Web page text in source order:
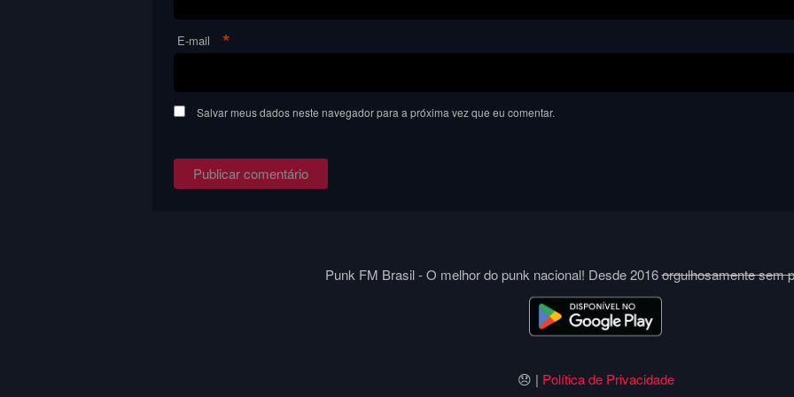
E-mail *
Salvar meus dados neste navegador para a próxima vez que eu comentar.
Punk FM Brasil - O melhor do punk nacional! Desde 2016orgulhosamente sem
😞 | Política de Privacidade